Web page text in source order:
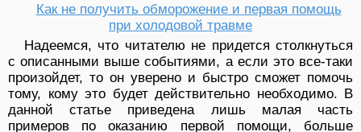
Как не получить обморожение и первая помощь
при холодовой травме
Надеемся, что читателю не придется столкнуться
с описанными выше событиями, а если это все-таки
произойдет, то он уверено и быстро сможет помочь
тому, кому это будет действительно необходимо. В
данной статье приведена лишь малая часть
примеров по оказанию первой помощи, больше